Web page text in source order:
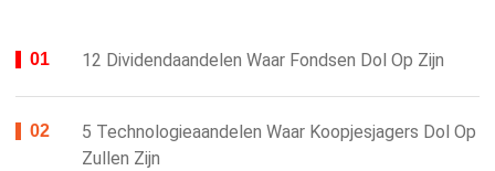
12 Dividendaandelen Waar Fondsen Dol Op Zijn
5 Technologieaandelen Waar Koopjesjagers Dol Op
Zullen Zijn